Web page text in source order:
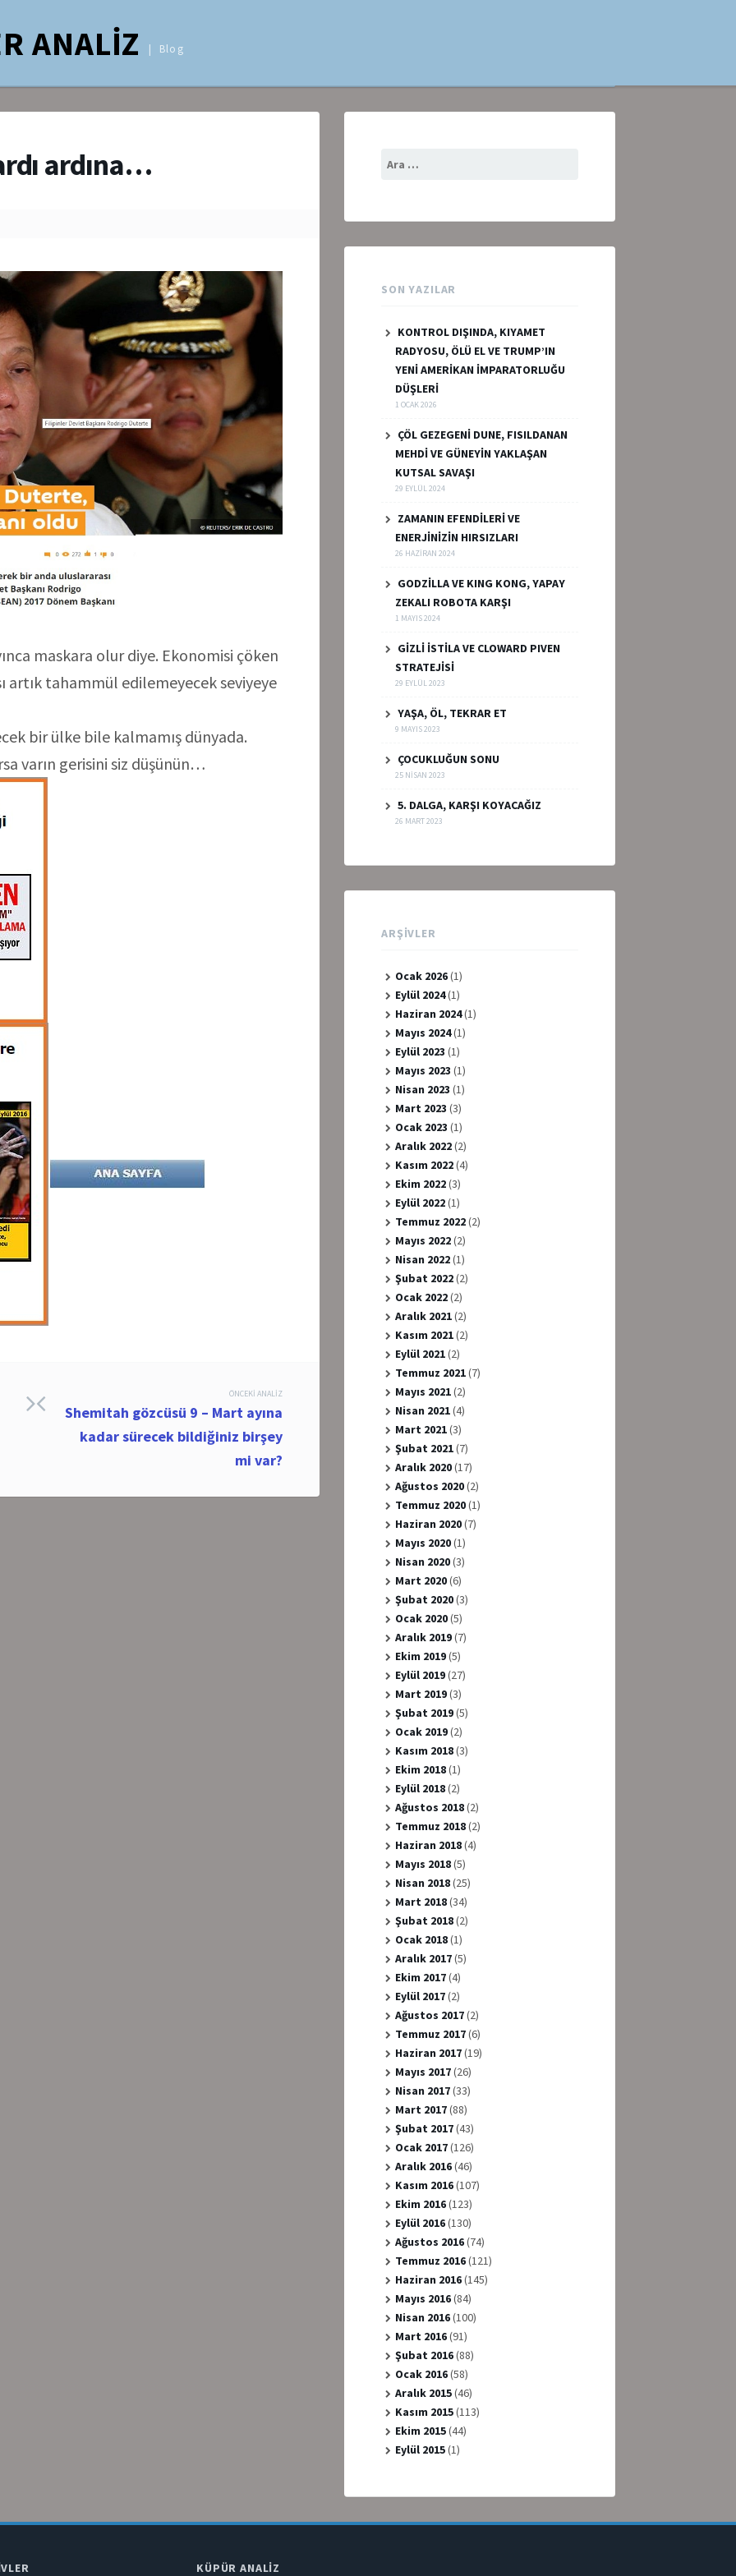
ANALİZ Blog
ardına…
maskara olur diye. Ekonomisi çöken
artık tahammül edilemeyecek seviyeye
bir ülke bile kalmamış dünyada.
varın gerisini siz düşünün…
ÖNCEKI ANALIZ
Shemitah gözcüsü 9 – Mart ayına
kadar sürecek bildiğiniz birşey
mi var?
SON YAZILAR
KONTROL DIŞINDA, KIYAMET
RADYOSU, ÖLÜ EL VE TRUMP’IN
YENİ AMERİKAN İMPARATORLUĞU
DÜŞLERİ
1 OCAK 2026
ÇÖL GEZEGENİ DUNE, FISILDANAN
MEHDİ VE GÜNEYİN YAKLAŞAN
KUTSAL SAVAŞI
29 EYLÜL 2024
ZAMANIN EFENDİLERİ VE
ENERJİNİZİN HIRSIZLARI
26 HAZIRAN 2024
GODZİLLA VE KING KONG, YAPAY
ZEKALI ROBOTA KARŞI
1 MAYIS 2024
GİZLİ İSTİLA VE CLOWARD PIVEN
STRATEJİSİ
29 EYLÜL 2023
YAŞA, ÖL, TEKRAR ET
9 MAYIS 2023
ÇOCUKLUĞUN SONU
25 NISAN 2023
5. DALGA, KARŞI KOYACAĞIZ
26 MART 2023
ARŞIVLER
Ocak 2026(1)
Eylül 2024(1)
Haziran 2024(1)
Mayıs 2024(1)
Eylül 2023 (1)
Mayıs 2023 (1)
Nisan 2023 (1)
Mart 2023 (3)
Ocak 2023 (1)
Aralık 2022(2)
Kasım 2022(4)
Ekim 2022(3)
Eylül 2022(1)
Temmuz 2022(2)
Mayıs 2022(2)
Nisan 2022(1)
Şubat 2022(2)
Ocak 2022(2)
Aralık 2021(2)
Kasım 2021(2)
Eylül 2021(2)
Temmuz 2021(7)
Mayıs 2021(2)
Nisan 2021(4)
Mart 2021(3)
Şubat 2021(7)
Aralık 2020(17)
Ağustos 2020(2)
Temmuz 2020(1)
Haziran 2020(7)
Mayıs 2020(1)
Nisan 2020(3)
Mart 2020(6)
Şubat 2020(3)
Ocak 2020(5)
Aralık 2019(7)
Ekim 2019(5)
Eylül 2019(27)
Mart 2019(3)
Şubat 2019(5)
Ocak 2019(2)
Kasım 2018(3)
Ekim 2018(1)
Eylül 2018(2)
Ağustos 2018(2)
Temmuz 2018(2)
Haziran 2018(4)
Mayıs 2018(5)
Nisan 2018(25)
Mart 2018(34)
Şubat 2018(2)
Ocak 2018(1)
Aralık 2017(5)
Ekim 2017(4)
Eylül 2017(2)
Ağustos 2017(2)
Temmuz 2017(6)
Haziran 2017(19)
Mayıs 2017(26)
Nisan 2017(33)
Mart 2017(88)
Şubat 2017(43)
Ocak 2017(126)
Aralık 2016(46)
Kasım 2016(107)
Ekim 2016(123)
Eylül 2016(130)
Ağustos 2016(74)
Temmuz 2016(121)
Haziran 2016(145)
Mayıs 2016(84)
Nisan 2016(100)
Mart 2016(91)
Şubat 2016(88)
Ocak 2016(58)
Aralık 2015(46)
Kasım 2015(113)
Ekim 2015(44)
Eylül 2015(1)
KÜPÜR ANALIZ